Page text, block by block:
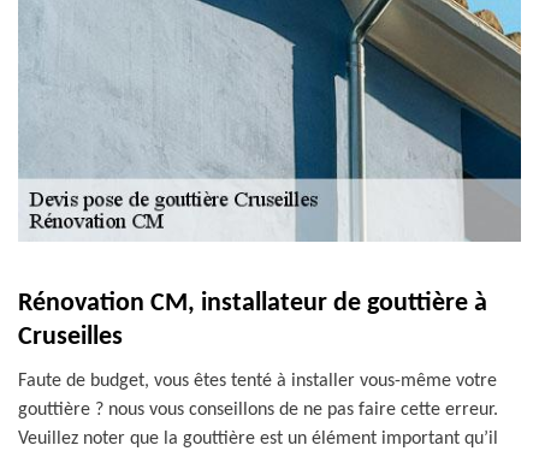
Rénovation CM, installateur de gouttière à
Cruseilles
Faute de budget, vous êtes tenté à installer vous-même votre
gouttière ? nous vous conseillons de ne pas faire cette erreur.
Veuillez noter que la gouttière est un élément important qu’il